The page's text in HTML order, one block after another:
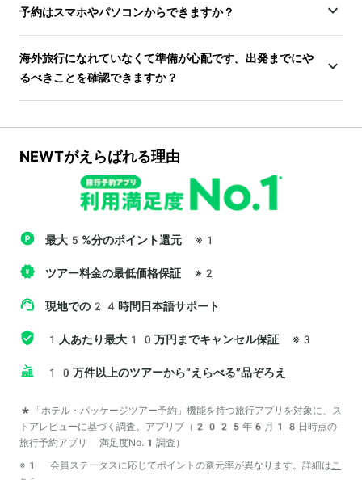
予約はスマホやパソコンからできますか？
海外旅行になれていなくて準備が心配です。出発までにや
るべきことを確認できますか？
NEWTがえらばれる理由
最大5%分のポイント還元 ※1
ツアー料金の最低価格保証 ※2
現地での24時間日本語サポート
1人あたり最大10万円までキャンセル保証 ※3
10万件以上のツアーから“えらべる”品ぞろえ
*「ホテル・パッケージツアー予約」機能を持つ旅行アプリを対象に、ス
トアレビューに基づく調査。アプリブ（2025年6月18日時点の
旅行予約アプリ 満足度No.1調査）
※1 会員ステータスに応じてポイントの還元率が異なります。詳細は こ